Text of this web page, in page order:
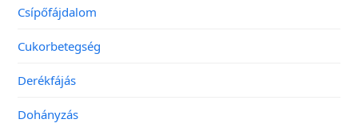
Csípőfájdalom
Cukorbetegség
Derékfájás
Dohányzás